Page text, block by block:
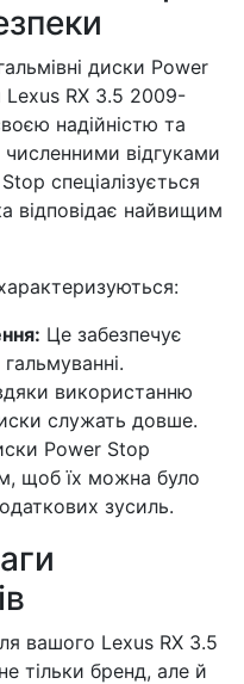
диски Power
Lexus RX 3.5 2009-
надійністю та
відгуками
спеціалізується
відповідає найвищим
Це забезпечує
використанню
служать довше.
Power Stop
щоб їх можна було
зусиль.
вашого Lexus RX 3.5
тільки бренд, але й